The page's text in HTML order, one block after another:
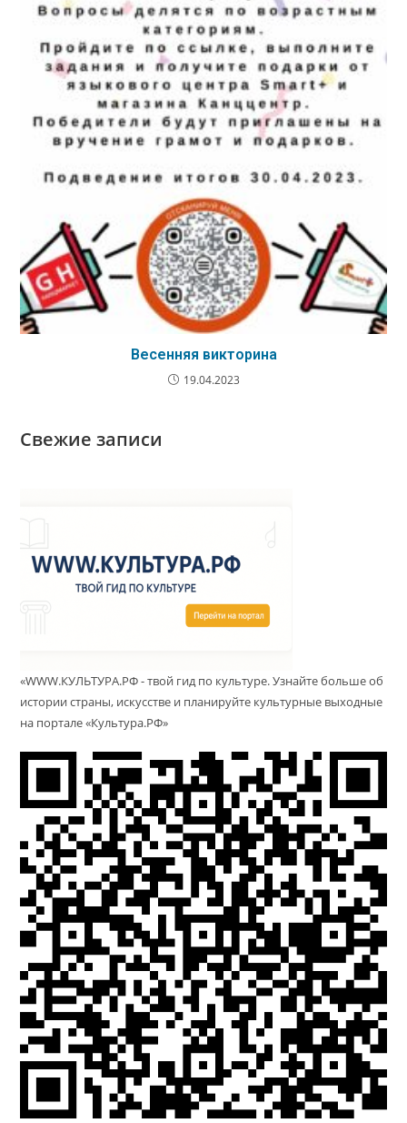
Весенняя викторина
19.04.2023
Свежие записи
«WWW.КУЛЬТУРА.РФ - твой гид по культуре. Узнайте больше об
истории страны, искусстве и планируйте культурные выходные
на портале «Культура.РФ»